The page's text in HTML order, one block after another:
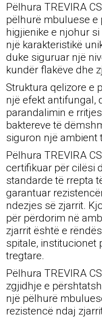
Pëlhura TREVIRA
pëlhurë mbuluese
higjienike e njohur si
një karakteristikë
duke siguruar një
kundër flakëve dhe
Struktura qelizore e
një efekt antifungal,
parandalimin e
baktereve të
siguron një ambient
Pëlhura TREVIRA
certifikuar për cilësi
standarde të rrepta
garantuar
ndezjes së zjarrit.
për përdorim në
zjarrit është e
spitale, institucionet
tregtare.
Pëlhura TREVIRA
zgjidhje e
një pëlhurë
rezistencë ndaj